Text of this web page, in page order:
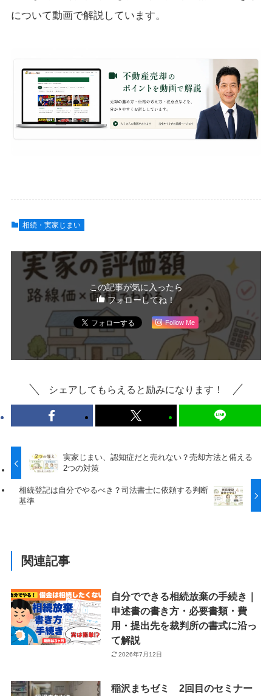
について動画で解説しています。
相続・実家じまい
この記事が気に入ったら
フォローしてね！
Follow Me
シェアしてもらえると励みになります！
実家じまい、認知症だと売れない？売却方法と備える
2つの対策
相続登記は自分でやるべき？司法書士に依頼する判断
基準
関連記事
自分でできる相続放棄の手続き｜
申述書の書き方・必要書類・費
用・提出先を裁判所の書式に沿っ
て解説
2026年7月12日
稲沢まちゼミ 2回目のセミナー